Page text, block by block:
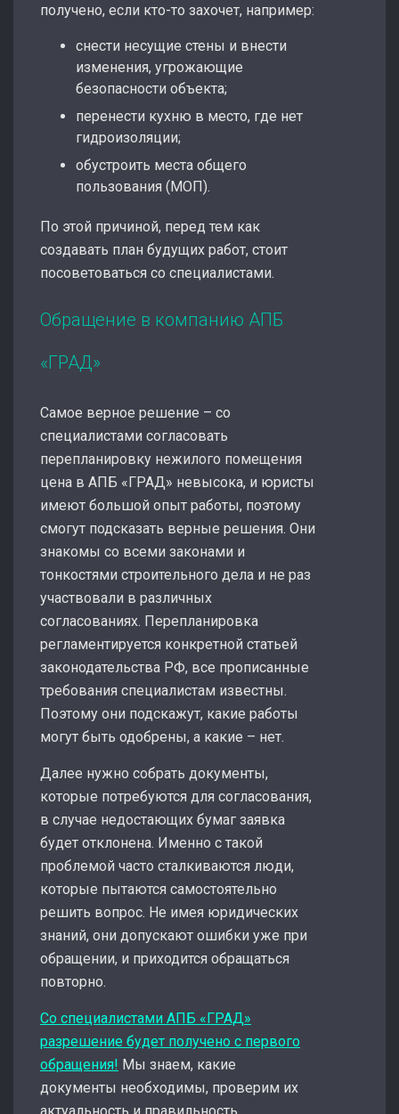
получено, если кто-то захочет, например:
снести несущие стены и внести
изменения, угрожающие
безопасности объекта;
перенести кухню в место, где нет
гидроизоляции;
обустроить места общего
пользования (МОП).
По этой причиной, перед тем как
создавать план будущих работ, стоит
посоветоваться со специалистами.
Обращение в компанию АПБ
«ГРАД»
Самое верное решение – со
специалистами согласовать
перепланировку нежилого помещения
цена в АПБ «ГРАД» невысока, и юристы
имеют большой опыт работы, поэтому
смогут подсказать верные решения. Они
знакомы со всеми законами и
тонкостями строительного дела и не раз
участвовали в различных
согласованиях. Перепланировка
регламентируется конкретной статьей
законодательства РФ, все прописанные
требования специалистам известны.
Поэтому они подскажут, какие работы
могут быть одобрены, а какие – нет.
Далее нужно собрать документы,
которые потребуются для согласования,
в случае недостающих бумаг заявка
будет отклонена. Именно с такой
проблемой часто сталкиваются люди,
которые пытаются самостоятельно
решить вопрос. Не имея юридических
знаний, они допускают ошибки уже при
обращении, и приходится обращаться
повторно.
Со специалистами АПБ «ГРАД»
разрешение будет получено с первого
обращения! Мы знаем, какие
документы необходимы, проверим их
актуальность и правильность